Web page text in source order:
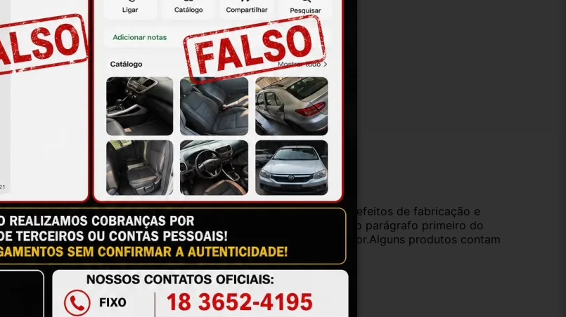
no campo de perguntas!
de Procedência Troca e Devolução
é de 90 (noventa) dias a partir da data da compra e cobre defeitos de fabricação e
produto, o cliente poderá escolher dentre as opções previstas no parágrafo primeiro do
como parte do pagamento de outro produto de valor superior.Alguns produtos contam
ga...
Ler mais